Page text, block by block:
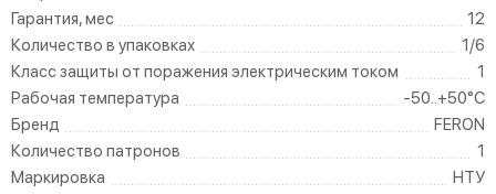
Гарантия, мес
12
Количество в упаковках
1/6
Класс защиты от поражения электрическим током
1
Рабочая температура
-50..+50°C
Бренд
FERON
Количество патронов
1
Маркировка
НТУ